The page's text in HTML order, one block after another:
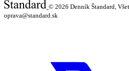
© 2026 Denník Štandard,
oprava@standard.sk